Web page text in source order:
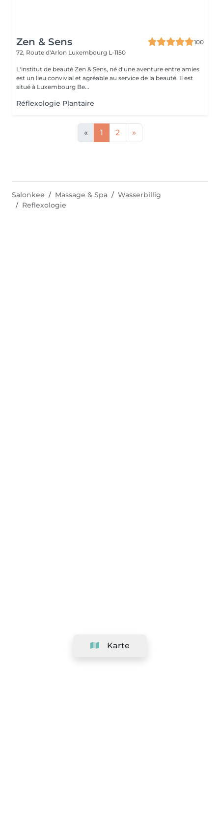
Zen & Sens
100
72, Route d'Arlon Luxembourg L-1150
L'institut de beauté Zen & Sens, né d'une aventure entre amies
est un lieu convivial et agréable au service de la beauté. Il est
situé à Luxembourg Be...
Réflexologie Plantaire
« 1 2 »
Karte
Salonkee Massage & Spa
Wasserbillig
Reflexologie